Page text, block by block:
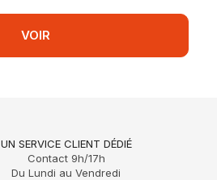
VOIR
UN SERVICE CLIENT DÉDIÉ
Contact 9h/17h
Du Lundi au Vendredi